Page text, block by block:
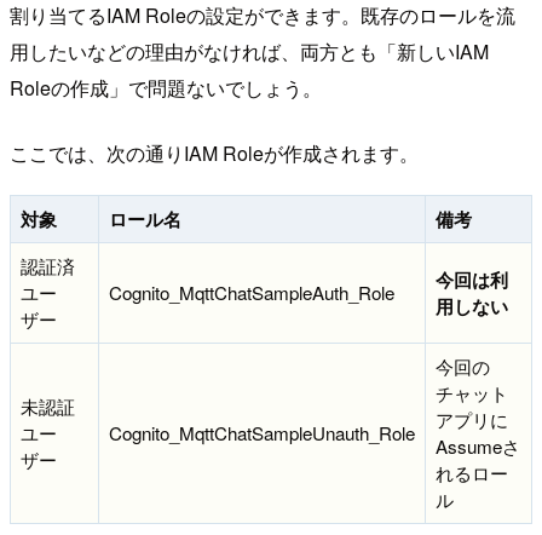
割り当てるIAM Roleの設定ができます。既存のロールを流
用したいなどの理由がなければ、両方とも「新しいIAM
Roleの作成」で問題ないでしょう。
ここでは、次の通りIAM Roleが作成されます。
対象 ロール名 備考
認証済
ユー
ザー
Cognito_MqttChatSampleAuth_Role
今回は利
用しない
未認証
ユー
ザー
Cognito_MqttChatSampleUnauth_Role
今回の
チャット
アプリに
Assumeさ
れるロー
ル